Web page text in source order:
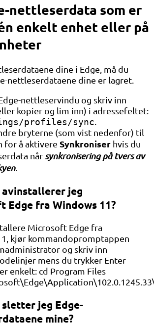
nettleserdata som er
enkelt enhet eller på
dine i Edge, må du
nettleserdataene dine er lagret.
nettleservindu og skriv inn
kopier og lim inn) i adressefeltet:
profiles/sync
bryterne (som vist nedenfor) til
for å aktivere Synkroniser hvis du
når synkronisering på tvers av
.
avinstallerer jeg
Edge fra Windows 11?
Microsoft Edge fra
kjør kommandopromptappen
og skriv inn
mens du trykker Enter
enkelt: cd Program Files
jeg Edge-
mine?